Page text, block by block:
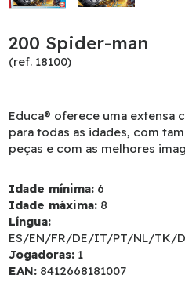
200 Spider-man
(ref. 18100)
Educa® oferece uma extensa
para todas as idades, com
peças e com as melhores
Idade mínima: 6
Idade máxima: 8
Língua:
ES/EN/FR/DE/IT/PT/NL/TK/
Jogadoras: 1
EAN: 8412668181007